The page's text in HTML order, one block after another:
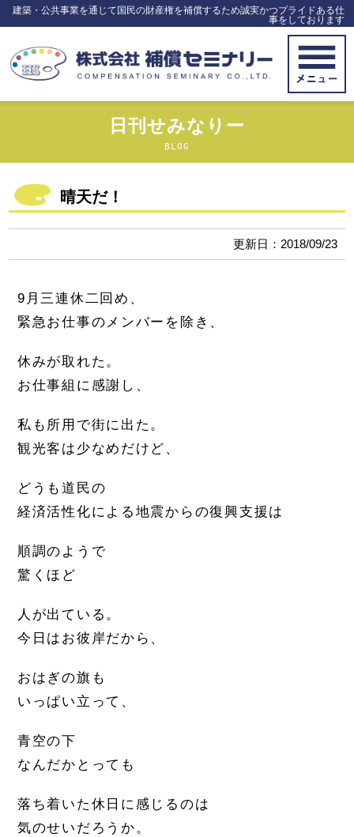
建築・公共事業を通じて国民の財産権を補償するため誠実かつプライドある仕
事をしております
日刊せみなりー
BLOG
晴天だ！
更新日：2018/09/23
9月三連休二回め、
緊急お仕事のメンバーを除き、
休みが取れた。
お仕事組に感謝し、
私も所用で街に出た。
観光客は少なめだけど、
どうも道民の
経済活性化による地震からの復興支援は
順調のようで
驚くほど
人が出ている。
今日はお彼岸だから、
おはぎの旗も
いっぱい立って、
青空の下
なんだかとっても
落ち着いた休日に感じるのは
気のせいだろうか。